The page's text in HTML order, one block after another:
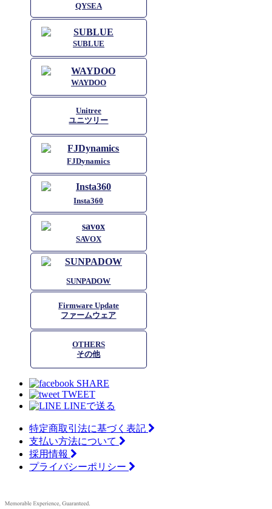
QYSEA
SUBLUE
WAYDOO
Unitree
ユニツリー
FJDynamics
Insta360
SAVOX
SUNPADOW
Firmware Update
ファームウェア
OTHERS
その他
SHARE
TWEET
LINEで送る
特定商取引法に基づく表記
支払い方法について
採用情報
プライバシーポリシー